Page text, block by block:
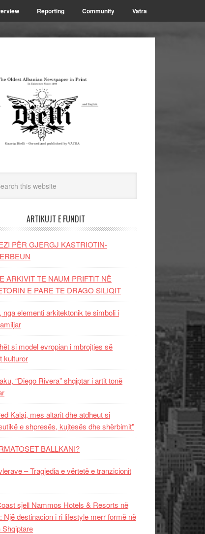
Reporting Community Vatra
ARTIKUJT E FUNDIT
PËR GJERGJ KASTRIOTIN-
ARKIVIT TE NAUM PRIFTIT NË
E PARE TE DRAGO SILIQIT
nga elementi arkitektonik te simboli i
si model evropian i mbrojtjes së
kulturor
“Diego Rivera” shqiptar i artit tonë
Kalaj, mes altarit dhe atdheut si
e shpresës, kujtesës dhe shërbimit”
BALLKANI?
– Tragjedia e vërtetë e tranzicionit
sjell Nammos Hotels & Resorts në
Një destinacion i ri lifestyle merr formë në
Shqiptare